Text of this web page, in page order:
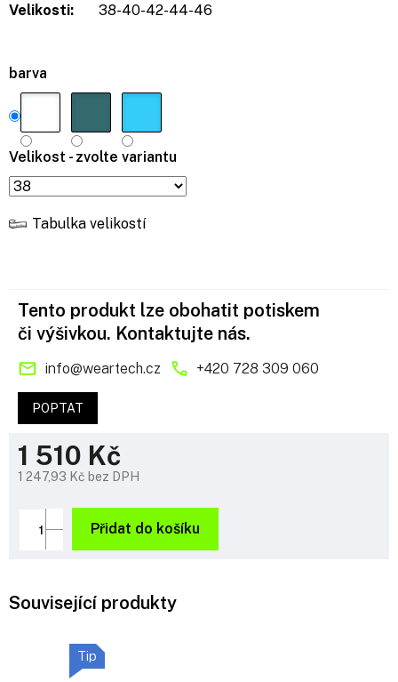
barva
Velikost - zvolte variantu
Tabulka velikostí
Velikosti:
38-40-42-44-46
1 510 Kč
1 247,93 Kč bez DPH
cena:
Přidat do košíku
Tento produkt lze obohatit potiskem
či výšivkou. Kontaktujte nás.
info@weartech.cz +420 728 309 060
POPTAT
Související produkty
Tip